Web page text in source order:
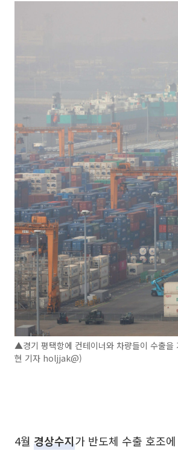
▲경기 평택항에 컨테이너와 차량들이 수출을
현 기자 holjjak@)
4월 경상수지가 반도체 수출 호조